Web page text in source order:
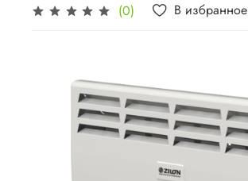
(0) В избранное